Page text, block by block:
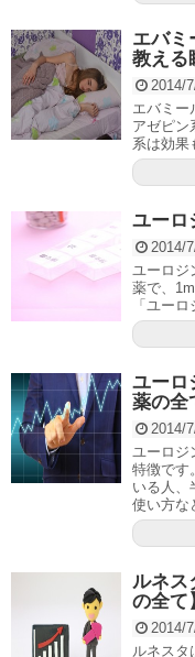
エバミ
教える
2014/
エバミー
アゼピン
系は効果
ユーロ
2014/
ユーロジ
薬で、
「ユー
ユーロ
薬の全
2014/
ユーロジ
特徴です
いる人、
使い方な
ルネス
の全て
2014/
ルネスタ